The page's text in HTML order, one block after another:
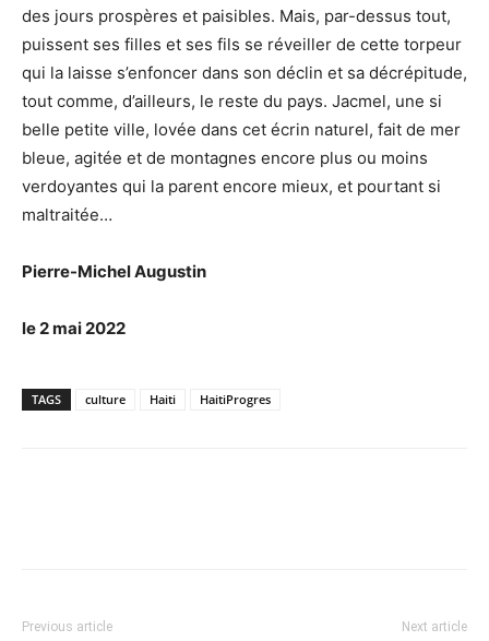
des jours prospères et paisibles. Mais, par-dessus tout,
puissent ses filles et ses fils se réveiller de cette torpeur
qui la laisse s’enfoncer dans son déclin et sa décrépitude,
tout comme, d’ailleurs, le reste du pays. Jacmel, une si
belle petite ville, lovée dans cet écrin naturel, fait de mer
bleue, agitée et de montagnes encore plus ou moins
verdoyantes qui la parent encore mieux, et pourtant si
maltraitée…
Pierre-Michel Augustin
le 2 mai 2022
TAGS culture Haiti HaitiProgres
Previous article Next article